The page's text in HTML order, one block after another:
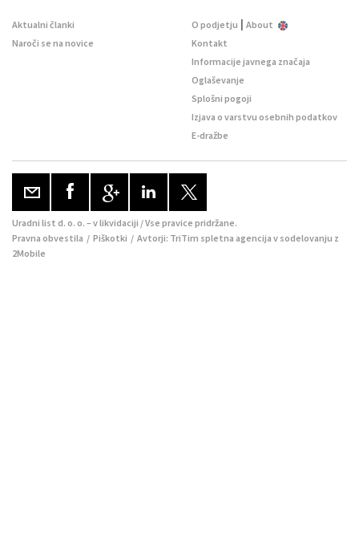
Aktualni članki
Naroči se na novice
O podjetju | About
Kontakt
Informacije javnega značaja
Oglaševanje
Splošni pogoji
Izjava o varstvu osebnih podatkov
E-dražbe
Uradni list d. o. o. – v likvidaciji / Vse pravice pridržane.
Pravna obvestila / Piškotki / Avtorji: TriTim spletna agencija v sodelovanju z
2Mobile